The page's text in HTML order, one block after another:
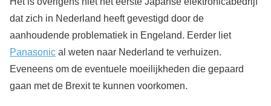
dat zich in Nederland heeft gevestigd door de
aanhoudende problematiek in Engeland. Eerder liet
Panasonic al weten naar Nederland te verhuizen.
Eveneens om de eventuele moeilijkheden die gepaard
gaan met de Brexit te kunnen voorkomen.